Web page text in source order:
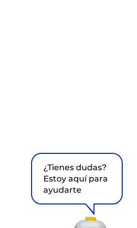
¿Tienes dudas?
Estoy aquí para
ayudarte